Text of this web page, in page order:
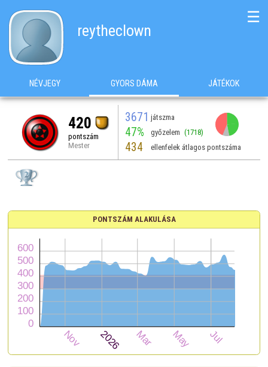
reytheclown
☰
NÉVJEGY GYORS DÁMA JÁTÉKOK
420
pontszám
Mester
3671 játszma
47% győzelem (1718)
434 ellenfelek átlagos pontszáma
PONTSZÁM ALAKULÁSA